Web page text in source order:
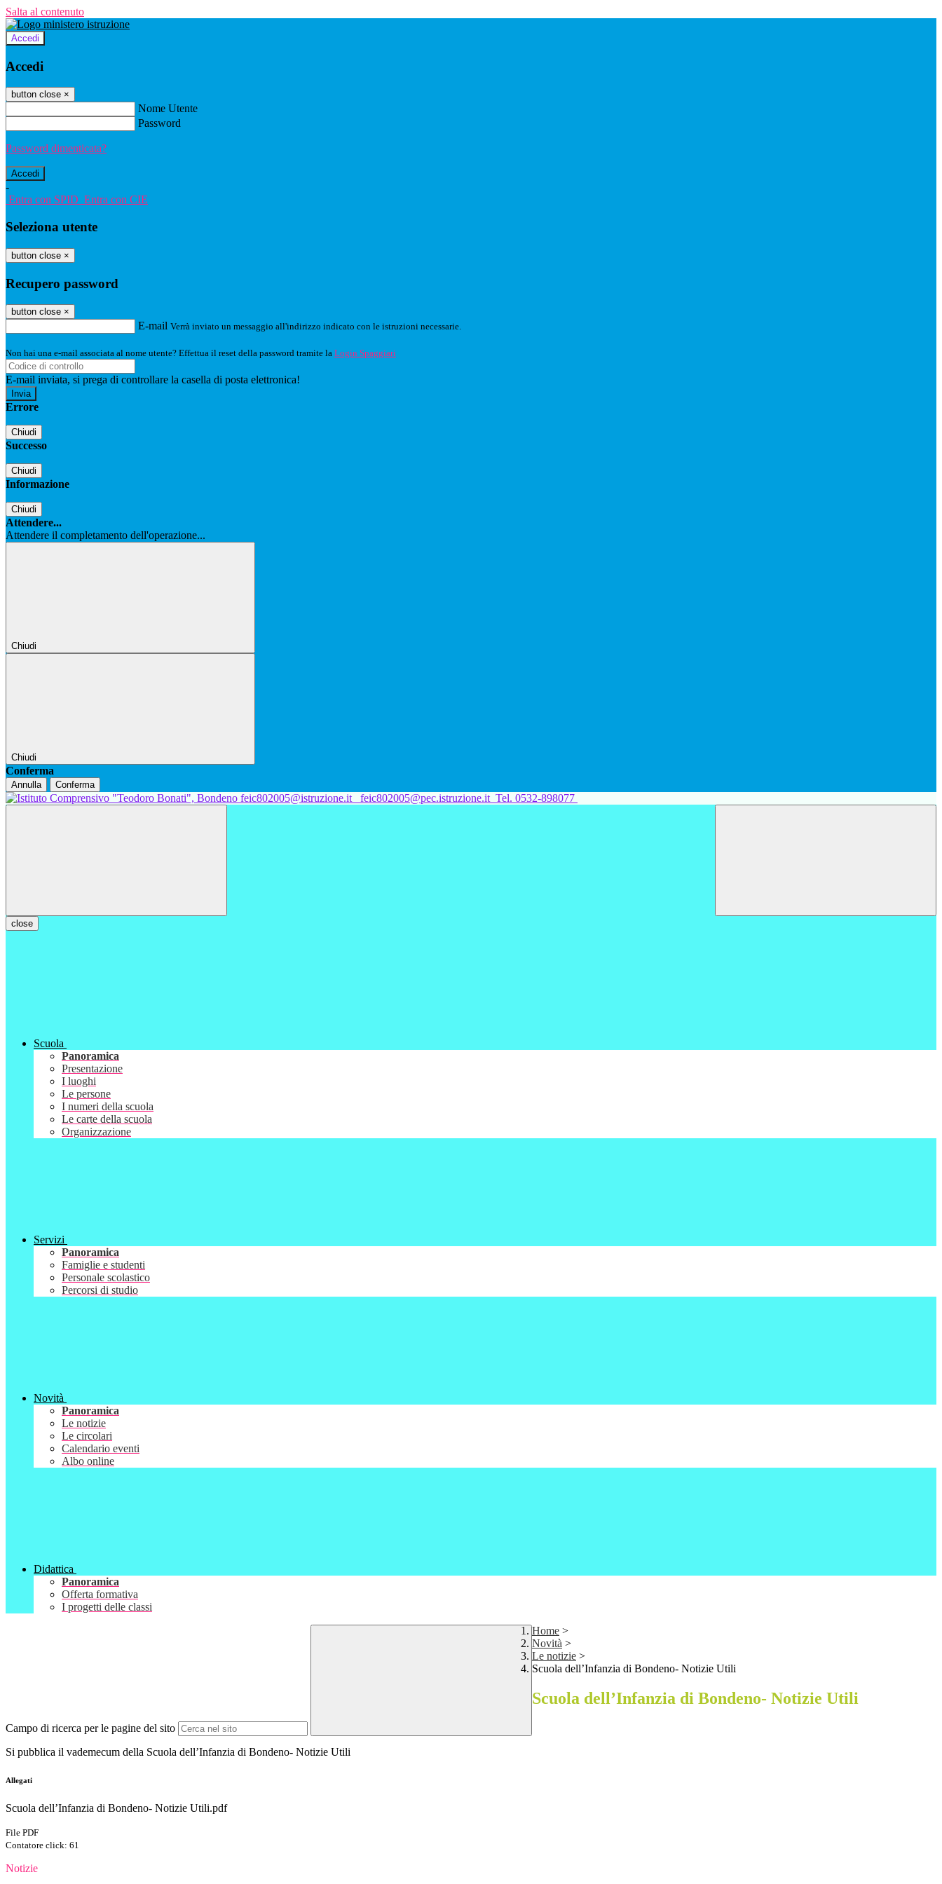
Salta al contenuto
Accedi
Accedi
button close ×
Nome Utente
Password
Password dimenticata?
-
Entra con SPID Entra con CIE
Seleziona utente
button close ×
Recupero password
button close ×
E-mail Verrà inviato un messaggio all'indirizzo indicato con le istruzioni necessarie.
Non hai una e-mail associata al nome utente? Effettua il reset della password tramite la Login Spaggiari
E-mail inviata, si prega di controllare la casella di posta elettronica!
Errore
Chiudi
Successo
Chiudi
Informazione
Chiudi
Attendere...
Attendere il completamento dell'operazione...
Chiudi
Chiudi
Conferma
Annulla Conferma
feic802005@istruzione.it feic802005@pec.istruzione.it Tel. 0532-898077
close
Scuola
Panoramica
Presentazione
I luoghi
Le persone
I numeri della scuola
Le carte della scuola
Organizzazione
Servizi
Panoramica
Famiglie e studenti
Personale scolastico
Percorsi di studio
Novità
Panoramica
Le notizie
Le circolari
Calendario eventi
Albo online
Didattica
Panoramica
Offerta formativa
I progetti delle classi
Campo di ricerca per le pagine del sito
Home >
Novità >
Le notizie >
Scuola dell’Infanzia di Bondeno- Notizie Utili
Scuola dell’Infanzia di Bondeno- Notizie Utili
Si pubblica il vademecum della Scuola dell’Infanzia di Bondeno- Notizie Utili
Allegati
Scuola dell’Infanzia di Bondeno- Notizie Utili.pdf
File PDF
Contatore click: 61
Notizie